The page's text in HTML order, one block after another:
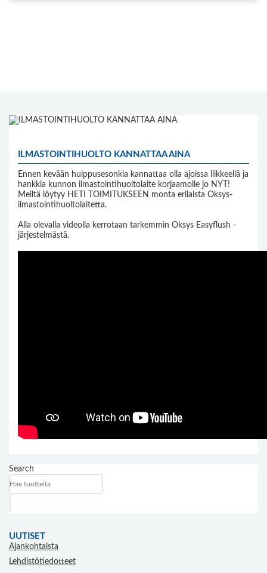
ILMASTOINTIHUOLTO KANNATTAA AINA
Ennen kevään huippusesonkia kannattaa olla ajoissa liikkeellä ja
hankkia kunnon ilmastointihuoltolaite korjaamolle jo NYT!
Meiltä löytyy HETI TOIMITUKSEEN monta erilaista Oksys-
ilmastointihuoltolaitetta.
Alla olevalla videolla kerrotaan tarkemmin Oksys Easyflush -
järjestelmästä.
Search
UUTISET
Ajankohtaista
Lehdistötiedotteet